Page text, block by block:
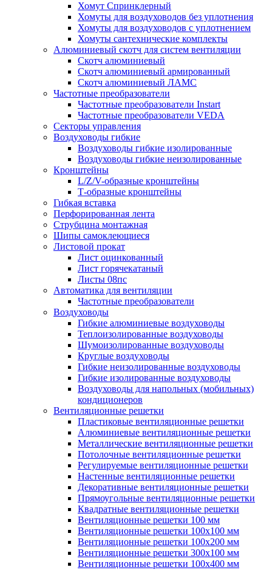
Хомут Спринклерный
Хомуты для воздуховодов без уплотнения
Хомуты для воздуховодов с уплотнением
Хомуты сантехнические комплекты
Алюминиевый скотч для систем вентиляции
Скотч алюминиевый
Скотч алюминиевый армированный
Скотч алюминиевый ЛАМС
Частотные преобразователи
Частотные преобразователи Instart
Частотные преобразователи VEDA
Секторы управления
Воздуховоды гибкие
Воздуховоды гибкие изолированные
Воздуховоды гибкие неизолированные
Кронштейны
L/Z/V-образные кронштейны
Т-образные кронштейны
Гибкая вставка
Перфорированная лента
Струбцина монтажная
Шипы самоклеющиеся
Листовой прокат
Лист оцинкованный
Лист горячекатаный
Листы 08пс
Автоматика для вентиляции
Частотные преобразователи
Воздуховоды
Гибкие алюминиевые воздуховоды
Теплоизолированные воздуховоды
Шумоизолированные воздуховоды
Круглые воздуховоды
Гибкие неизолированные воздуховоды
Гибкие изолированные воздуховоды
Воздуховоды для напольных (мобильных)
кондиционеров
Вентиляционные решетки
Пластиковые вентиляционные решетки
Алюминиевые вентиляционные решетки
Металлические вентиляционные решетки
Потолочные вентиляционные решетки
Регулируемые вентиляционные решетки
Настенные вентиляционные решетки
Декоративные вентиляционные решетки
Прямоугольные вентиляционные решетки
Квадратные вентиляционные решетки
Вентиляционные решетки 100 мм
Вентиляционные решетки 100х100 мм
Вентиляционные решетки 100х200 мм
Вентиляционные решетки 300х100 мм
Вентиляционные решетки 100х400 мм